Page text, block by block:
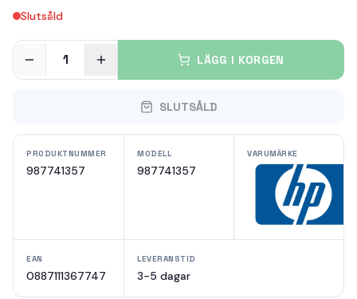
Slutsåld
1 LÄGG I KORGEN
SLUTSÅLD
PRODUKTNUMMER
987741357
MODELL
987741357
VARUMÄRKE
EAN
0887111367747
LEVERANSTID
3-5 dagar